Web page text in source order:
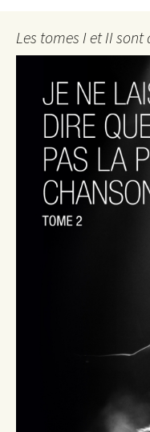
Les tomes I et II sont